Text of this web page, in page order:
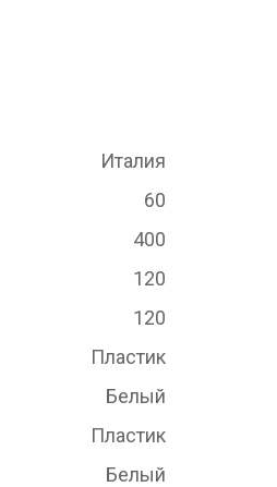
Италия
60
400
120
120
Пластик
Белый
Пластик
Белый